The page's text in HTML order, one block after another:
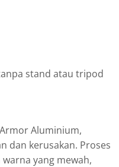
stand atau tripod
Aluminium,
dan kerusakan. Proses
yang mewah,